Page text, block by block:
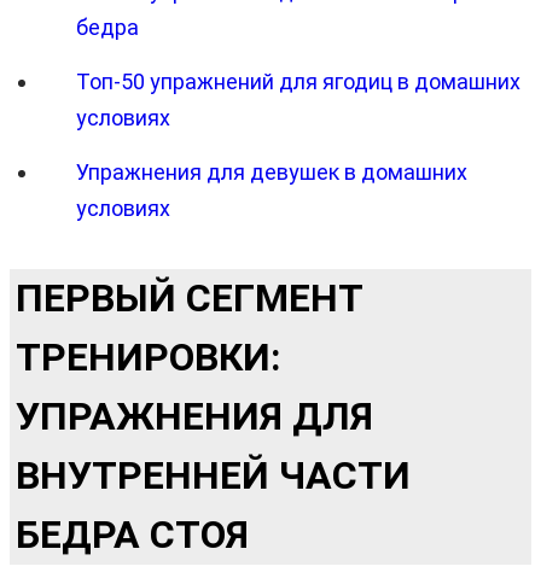
бедра
Топ-50 упражнений для ягодиц в домашних
условиях
Упражнения для девушек в домашних
условиях
ПЕРВЫЙ СЕГМЕНТ
ТРЕНИРОВКИ:
УПРАЖНЕНИЯ ДЛЯ
ВНУТРЕННЕЙ ЧАСТИ
БЕДРА СТОЯ